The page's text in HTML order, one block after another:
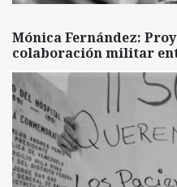
Mónica Fernández:
colaboración militar